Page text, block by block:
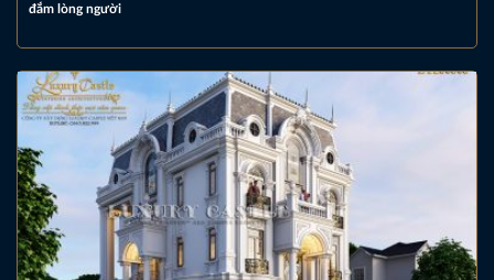
đắm lòng người